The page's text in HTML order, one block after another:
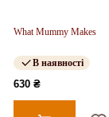
What Mummy Makes
В наявності
630 ₴